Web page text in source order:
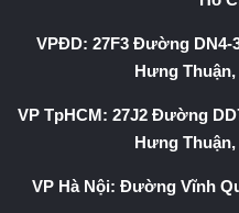
VPĐD: 27F3 Đường
Hưng
VP TpHCM: 27J2 Đường
Hưng
VP Hà Nội: Đường Vĩnh